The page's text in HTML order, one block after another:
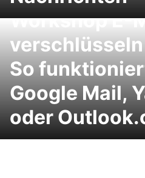
Workshop E-
verschlüsseln
So
Google Mail,
oder